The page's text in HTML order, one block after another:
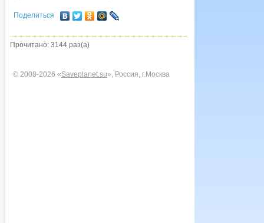
Поделиться
Прочитано: 3144 раз(а)
© 2008-2026 «Saveplanet.su», Россия, г.Москва